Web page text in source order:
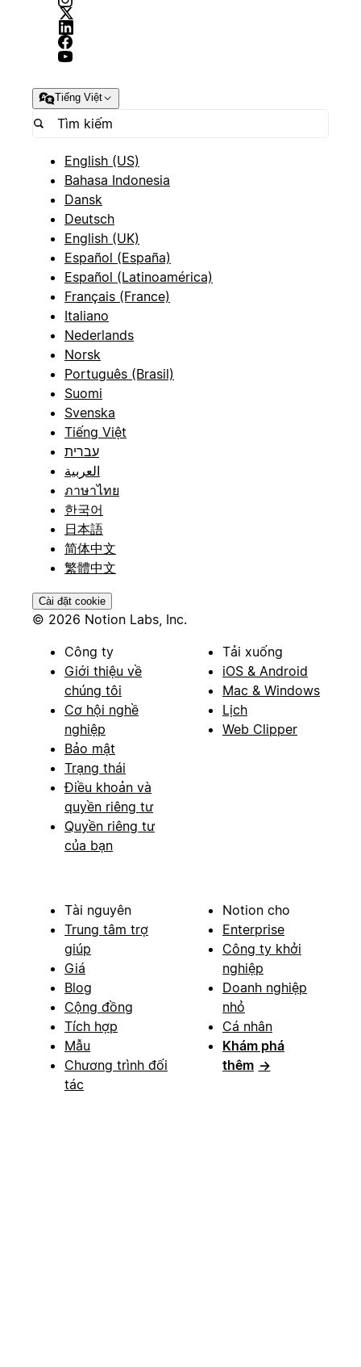
Tiếng Việt
English (US)
Bahasa Indonesia
Dansk
Deutsch
English (UK)
Español (España)
Español (Latinoamérica)
Français (France)
Italiano
Nederlands
Norsk
Português (Brasil)
Suomi
Svenska
Tiếng Việt
עברית
العربية
ภาษาไทย
한국어
日本語
简体中文
繁體中文
Cài đặt cookie
© 2026 Notion Labs, Inc.
Công ty
Giới thiệu về
chúng tôi
Cơ hội nghề
nghiệp
Bảo mật
Trạng thái
Điều khoản và
quyền riêng tư
Quyền riêng tư
của bạn
Tải xuống
iOS & Android
Mac & Windows
Lịch
Web Clipper
Tài nguyên
Trung tâm trợ
giúp
Giá
Blog
Cộng đồng
Tích hợp
Mẫu
Chương trình đối
tác
Notion cho
Enterprise
Công ty khởi
nghiệp
Doanh nghiệp
nhỏ
Cá nhân
Khám phá
thêm →